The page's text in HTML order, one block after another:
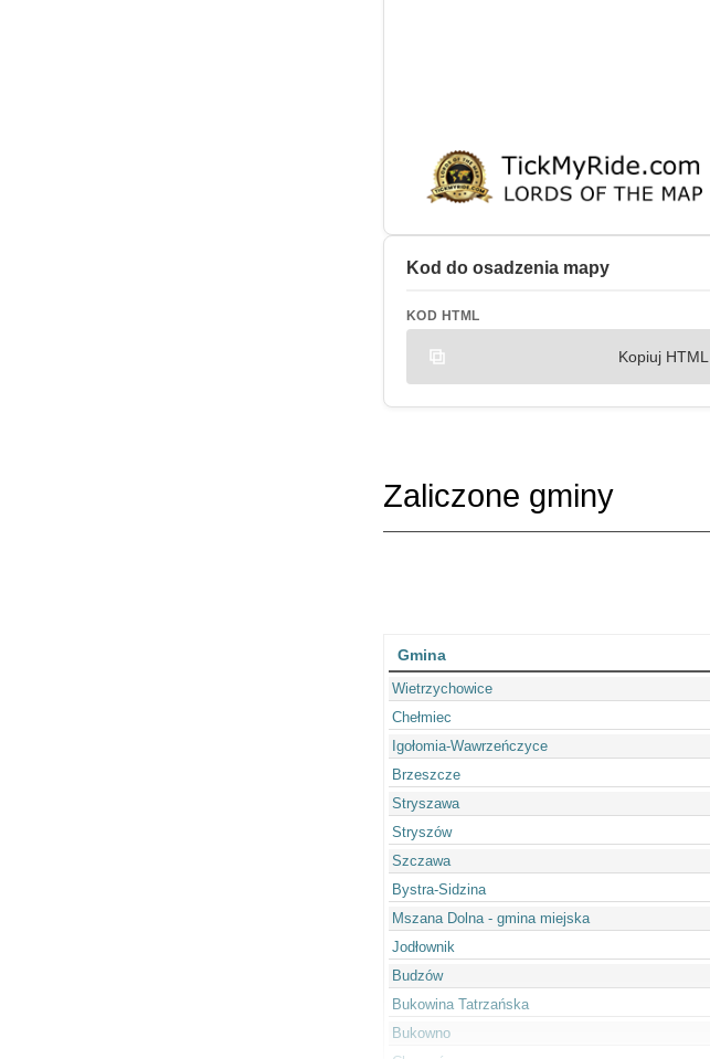
Kod do osadzenia mapy
KOD HTML
Kopiuj HTML
Zaliczone gminy
Gmina
Wietrzychowice
Chełmiec
Igołomia-Wawrzeńczyce
Brzeszcze
Stryszawa
Stryszów
Szczawa
Bystra-Sidzina
Mszana Dolna - gmina miejska
Jodłownik
Budzów
Bukowina Tatrzańska
Bukowno